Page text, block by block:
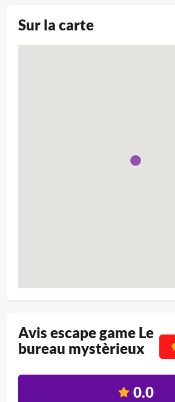
Sur la carte
Avis escape game Le
bureau mystèrieux
0.0